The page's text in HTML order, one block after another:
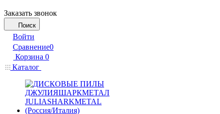
Заказать звонок
Поиск
Войти
Сравнение0
Корзина 0
Каталог